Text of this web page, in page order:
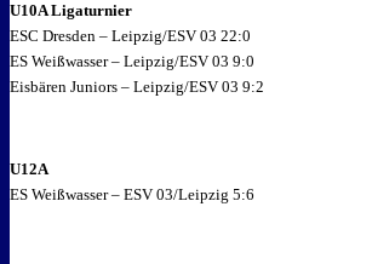
U10A Ligaturnier
ESC Dresden – Leipzig/ESV 03 22:0
ES Weißwasser – Leipzig/ESV 03 9:0
Eisbären Juniors – Leipzig/ESV 03 9:2
U12A
ES Weißwasser – ESV 03/Leipzig 5:6